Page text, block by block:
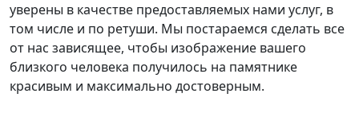
уверены в качестве предоставляемых нами услуг, в
том числе и по ретуши. Мы постараемся сделать все
от нас зависящее, чтобы изображение вашего
близкого человека получилось на памятнике
красивым и максимально достоверным.